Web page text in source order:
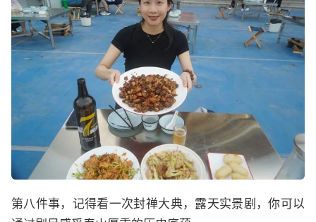
第八件事，记得看一次封禅大典，露天实景剧，你可以